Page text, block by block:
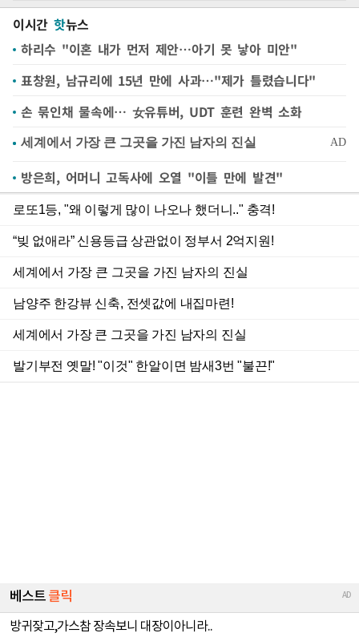
이시간 핫뉴스
하리수 "이혼 내가 먼저 제안…아기 못 낳아 미안"
표창원, 남규리에 15년 만에 사과…"제가 틀렸습니다"
손 묶인채 물속에… 女유튜버, UDT 훈련 완벽 소화
방은희, 어머니 고독사에 오열 "이틀 만에 발견"